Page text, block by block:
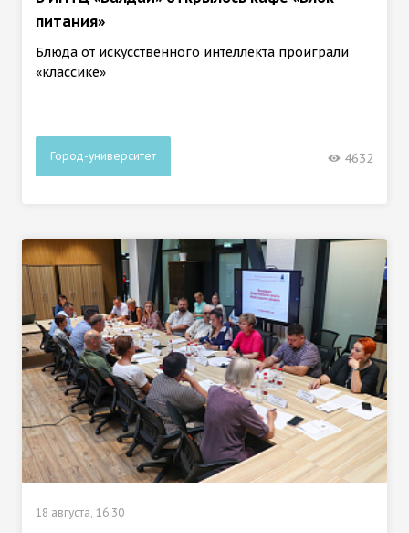
питания»
Блюда от искусственного интеллекта проиграли
«классике»
Город-университет 4632
18 августа, 16:30